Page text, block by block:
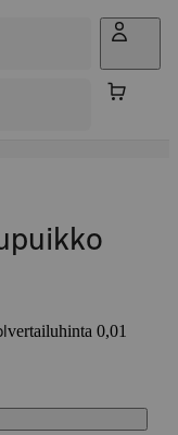
vertailuhinta 0,01